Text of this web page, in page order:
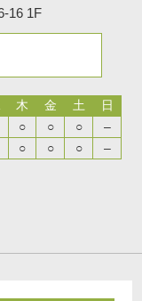
16 1F
木 金 土
日
○ ○ ○
–
○ ○ ○ –